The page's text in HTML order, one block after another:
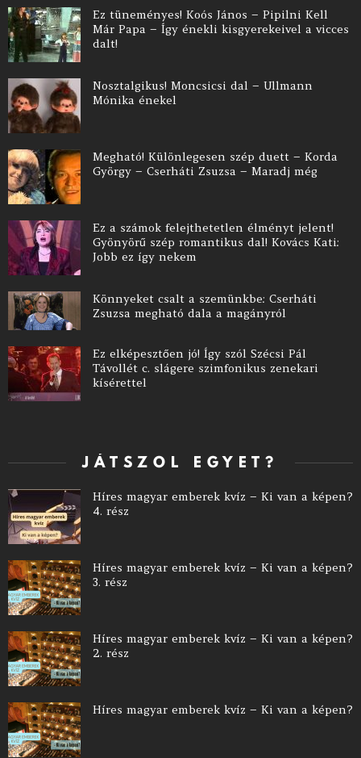
Ez tüneményes! Koós János – Pipilni Kell
Már Papa – Így énekli kisgyerekeivel a vicces
dalt!
Nosztalgikus! Moncsicsi dal – Ullmann
Mónika énekel
Megható! Különlegesen szép duett – Korda
György – Cserháti Zsuzsa – Maradj még
Ez a számok felejthetetlen élményt jelent!
Gyönyörű szép romantikus dal! Kovács Kati:
Jobb ez így nekem
Könnyeket csalt a szemünkbe: Cserháti
Zsuzsa megható dala a magányról
Ez elképesztően jó! Így szól Szécsi Pál
Távollét c. slágere szimfonikus zenekari
kísérettel
JÁTSZOL EGYET?
Híres magyar emberek kvíz – Ki van a képen?
4. rész
Híres magyar emberek kvíz – Ki van a képen?
3. rész
Híres magyar emberek kvíz – Ki van a képen?
2. rész
Híres magyar emberek kvíz – Ki van a képen?